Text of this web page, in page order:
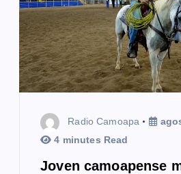
Radio Camoapa
4 minutes Read
Joven camoapense